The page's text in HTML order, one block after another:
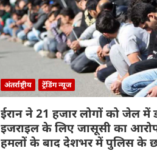
अंतर्राष्ट्रीय ट्रेंडिंग न्यूज
ईरान ने 21 हजार लोगों को जेल में
इजराइल के लिए जासूसी का
हमलों के बाद देशभर में पुलिस के